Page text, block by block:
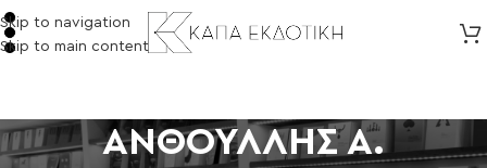
Skip to navigation
Skip to main content
ΑΝΘΟΥΛΛΗΣ Α.